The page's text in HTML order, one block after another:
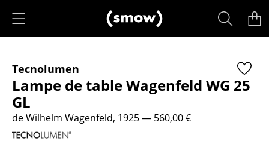
Sièges
Chaises de cuisine & salle à manger
Canapés
Tecnolumen
Lampe de table Wagenfeld WG 25
GL
de Wilhelm Wagenfeld, 1925— 560,00 €